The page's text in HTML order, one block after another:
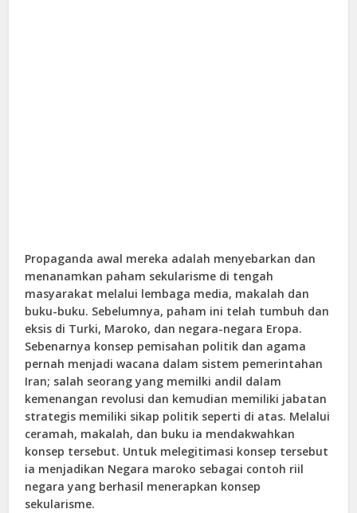
Propaganda awal mereka adalah menyebarkan dan
menanamkan paham sekularisme di tengah
masyarakat melalui lembaga media, makalah dan
buku-buku. Sebelumnya, paham ini telah tumbuh dan
eksis di Turki, Maroko, dan negara-negara Eropa.
Sebenarnya konsep pemisahan politik dan agama
pernah menjadi wacana dalam sistem pemerintahan
Iran; salah seorang yang memilki andil dalam
kemenangan revolusi dan kemudian memiliki jabatan
strategis memiliki sikap politik seperti di atas. Melalui
ceramah, makalah, dan buku ia mendakwahkan
konsep tersebut. Untuk melegitimasi konsep tersebut
ia menjadikan Negara maroko sebagai contoh riil
negara yang berhasil menerapkan konsep
sekularisme.